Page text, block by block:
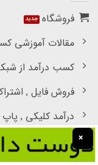
فروشگاه
مقالات آموزشی
کسب درآمد از
فروش فایل ,
درآمد کلیکی ,
دسترسی سریع
×